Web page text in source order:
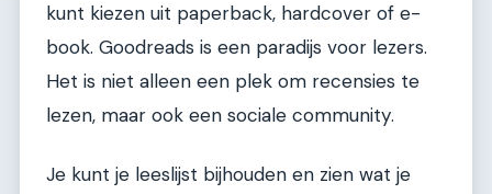
kunt kiezen uit paperback, hardcover of e-
book. Goodreads is een paradijs voor lezers.
Het is niet alleen een plek om recensies te
lezen, maar ook een sociale community.
Je kunt je leeslijst bijhouden en zien wat je